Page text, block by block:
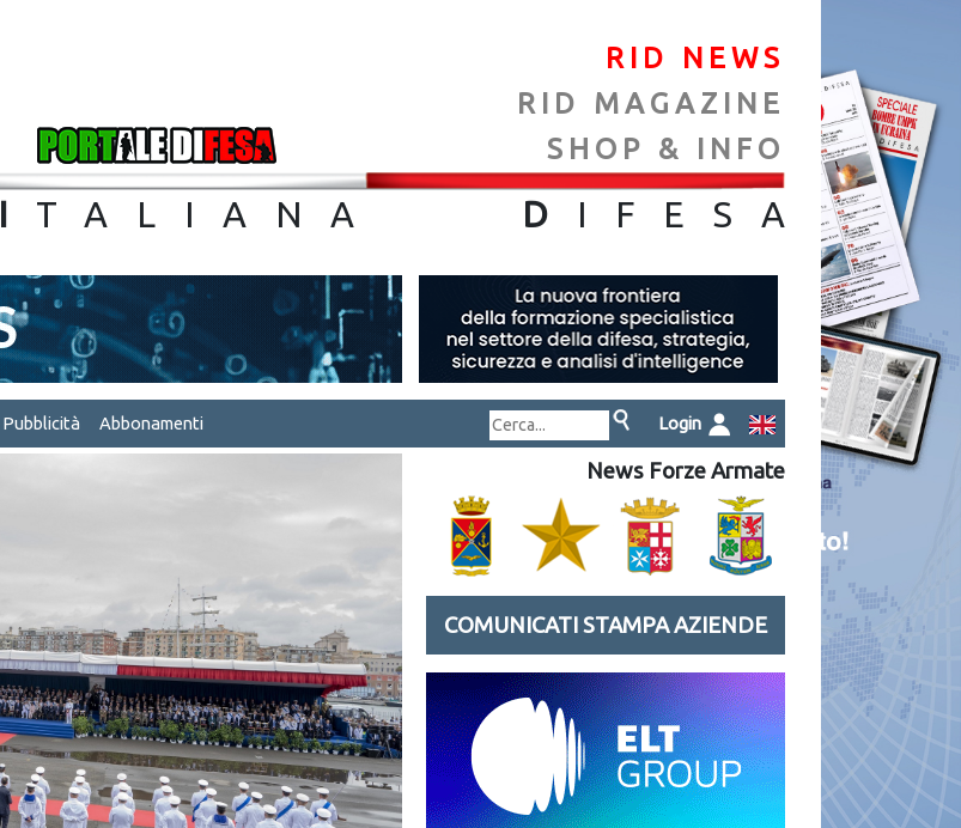
RID NEWS
RID MAGAZINE
SHOP & INFO
I TALIANA D IFES A
Pubblicità Abbonamenti Login
News Forze Armate
COMUNICATI STAMPA AZIENDE